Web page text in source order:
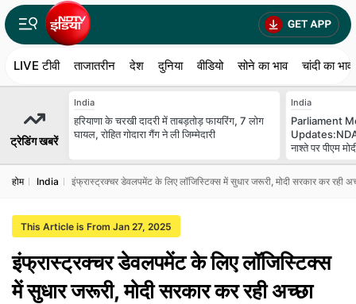
LIVE टीवी ताजातरीन देश दुनिया वीडियो सोने का भाव चांदी का भाव
ट्रेडिंग खबरें
India
हरियाणा के चरखी दादरी में ताबड़तोड़ फायरिंग, 7 लोग
घायल, रोहित गोदारा गैंग ने ली जिम्मेदारी
India
Parliament
नाश्ते पर पीएम
होम India इंफ्रास्ट्रक्चर डेवलपमेंट के लिए लॉजिस्टिक्स में सुधार जरूरी, मोदी सरकार कर रही
This Article is From Jan 27, 2025
इंफ्रास्ट्रक्चर डेवलपमेंट के लिए लॉजिस्टिक्स
में सुधार जरूरी, मोदी सरकार कर रही अच्छा